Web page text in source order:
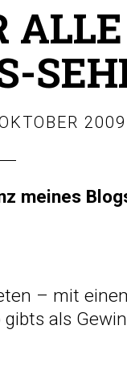
2009
meines
– mit
als